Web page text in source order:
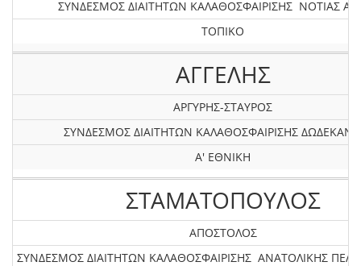
ΣΥΝΔΕΣΜΟΣ ΔΙΑΙΤΗΤΩΝ ΚΑΛΑΘΟΣΦΑΙΡΙΣΗΣ ΝΟΤΙΑΣ
ΤΟΠΙΚΟ
ΑΓΓΕΛΗΣ
ΑΡΓΥΡΗΣ-ΣΤΑΥΡΟΣ
ΣΥΝΔΕΣΜΟΣ ΔΙΑΙΤΗΤΩΝ ΚΑΛΑΘΟΣΦΑΙΡΙΣΗΣ
Α' ΕΘΝΙΚΗ
ΣΤΑΜΑΤΟΠΟΥΛΟΣ
ΑΠΟΣΤΟΛΟΣ
ΣΥΝΔΕΣΜΟΣ ΔΙΑΙΤΗΤΩΝ ΚΑΛΑΘΟΣΦΑΙΡΙΣΗΣ ΑΝΑΤΟΛΙΚΗΣ